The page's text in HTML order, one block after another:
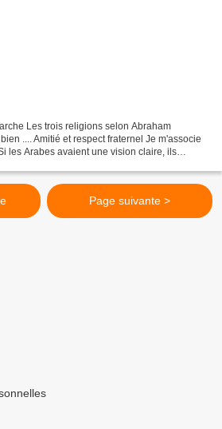
Les trois religions selon Abraham
.... Amitié et respect fraternel Je m'associe
les Arabes avaient une vision claire, ils
Page suivante >